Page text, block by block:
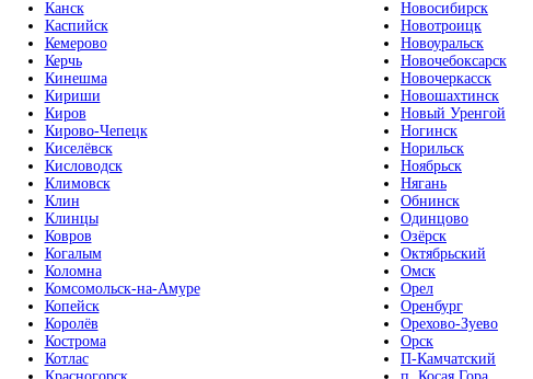
Канск
Каспийск
Кемерово
Керчь
Кинешма
Кириши
Киров
Кирово-Чепецк
Киселёвск
Кисловодск
Климовск
Клин
Клинцы
Ковров
Когалым
Коломна
Комсомольск-на-Амуре
Копейск
Королёв
Кострома
Котлас
Новосибирск
Новотроицк
Новоуральск
Новочебоксарск
Новочеркасск
Новошахтинск
Новый Уренгой
Ногинск
Норильск
Ноябрьск
Нягань
Обнинск
Одинцово
Озёрск
Октябрьский
Омск
Орел
Оренбург
Орехово-Зуево
Орск
П-Камчатский